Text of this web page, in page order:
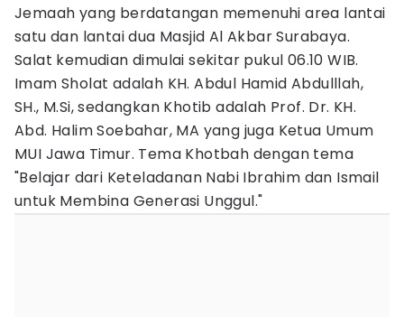
Jemaah yang berdatangan memenuhi area lantai
satu dan lantai dua Masjid Al Akbar Surabaya.
Salat kemudian dimulai sekitar pukul 06.10 WIB.
Imam Sholat adalah KH. Abdul Hamid Abdulllah,
SH., M.Si, sedangkan Khotib adalah Prof. Dr. KH.
Abd. Halim Soebahar, MA yang juga Ketua Umum
MUI Jawa Timur. Tema Khotbah dengan tema
"Belajar dari Keteladanan Nabi Ibrahim dan Ismail
untuk Membina Generasi Unggul."